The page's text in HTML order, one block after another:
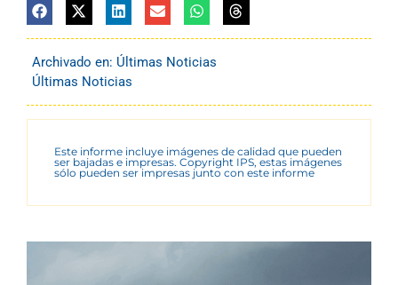
Archivado en: Últimas Noticias
Últimas Noticias
Este informe incluye imágenes de calidad que pueden
ser bajadas e impresas. Copyright IPS, estas imágenes
sólo pueden ser impresas junto con este informe